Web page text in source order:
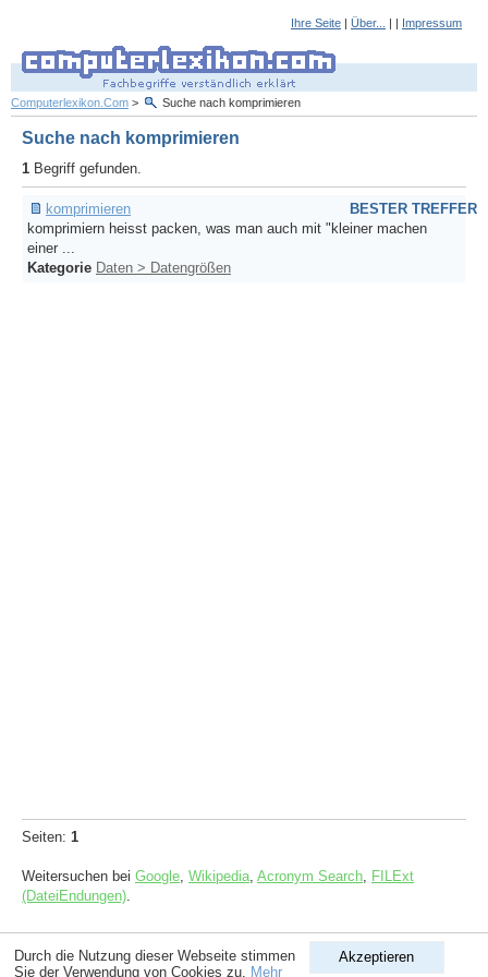
Ihre Seite | Über... | | Impressum
Computerlexikon.Com > Suche nach komprimieren
Suche nach komprimieren
1 Begriff gefunden.
BESTER TREFFER
komprimieren
komprimiern heisst packen, was man auch mit "kleiner machen
einer ...
Kategorie Daten > Datengrößen
Seiten: 1
Weitersuchen bei Google Wikipedia Acronym Search FILExt
(DateiEndungen)
Akzeptieren
Durch die Nutzung dieser Webseite stimmen
Sie der Verwendung von Cookies zu. Mehr
| All rights reserved.